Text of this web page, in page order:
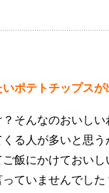
ポテトチップスが
？そんなのおいし
る人が多いと思う
ご飯にかけておい
っていませんでし